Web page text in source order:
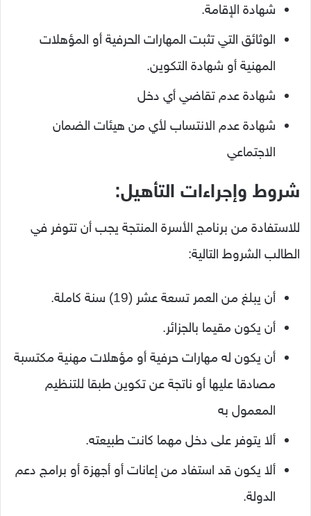
شهادة الإقامة.
الوثائق التي تثبت المهارات الحرفية أو المؤهلات
المهنية أو شهادة التكوين.
شهادة عدم تقاضي أي دخل
شهادة عدم الانتساب لأي من هيئات الضمان
الاجتماعي
شروط وإجراءات التأهيل:
للاستفادة من برنامج الأسرة المنتجة يجب أن تتوفر في
الطالب الشروط التالية:
أن يبلغ من العمر تسعة عشر (19) سنة كاملة.
أن يكون مقيما بالجزائر.
أن يكون له مهارات حرفية أو مؤهلات مهنية مكتسبة
مصادقا عليها أو ناتجة عن تكوين طبقا للتنظيم
المعمول به
ألا يتوفر على دخل مهما كانت طبيعته.
ألا يكون قد استفاد من إعانات أو أجهزة أو برامج دعم
الدولة.